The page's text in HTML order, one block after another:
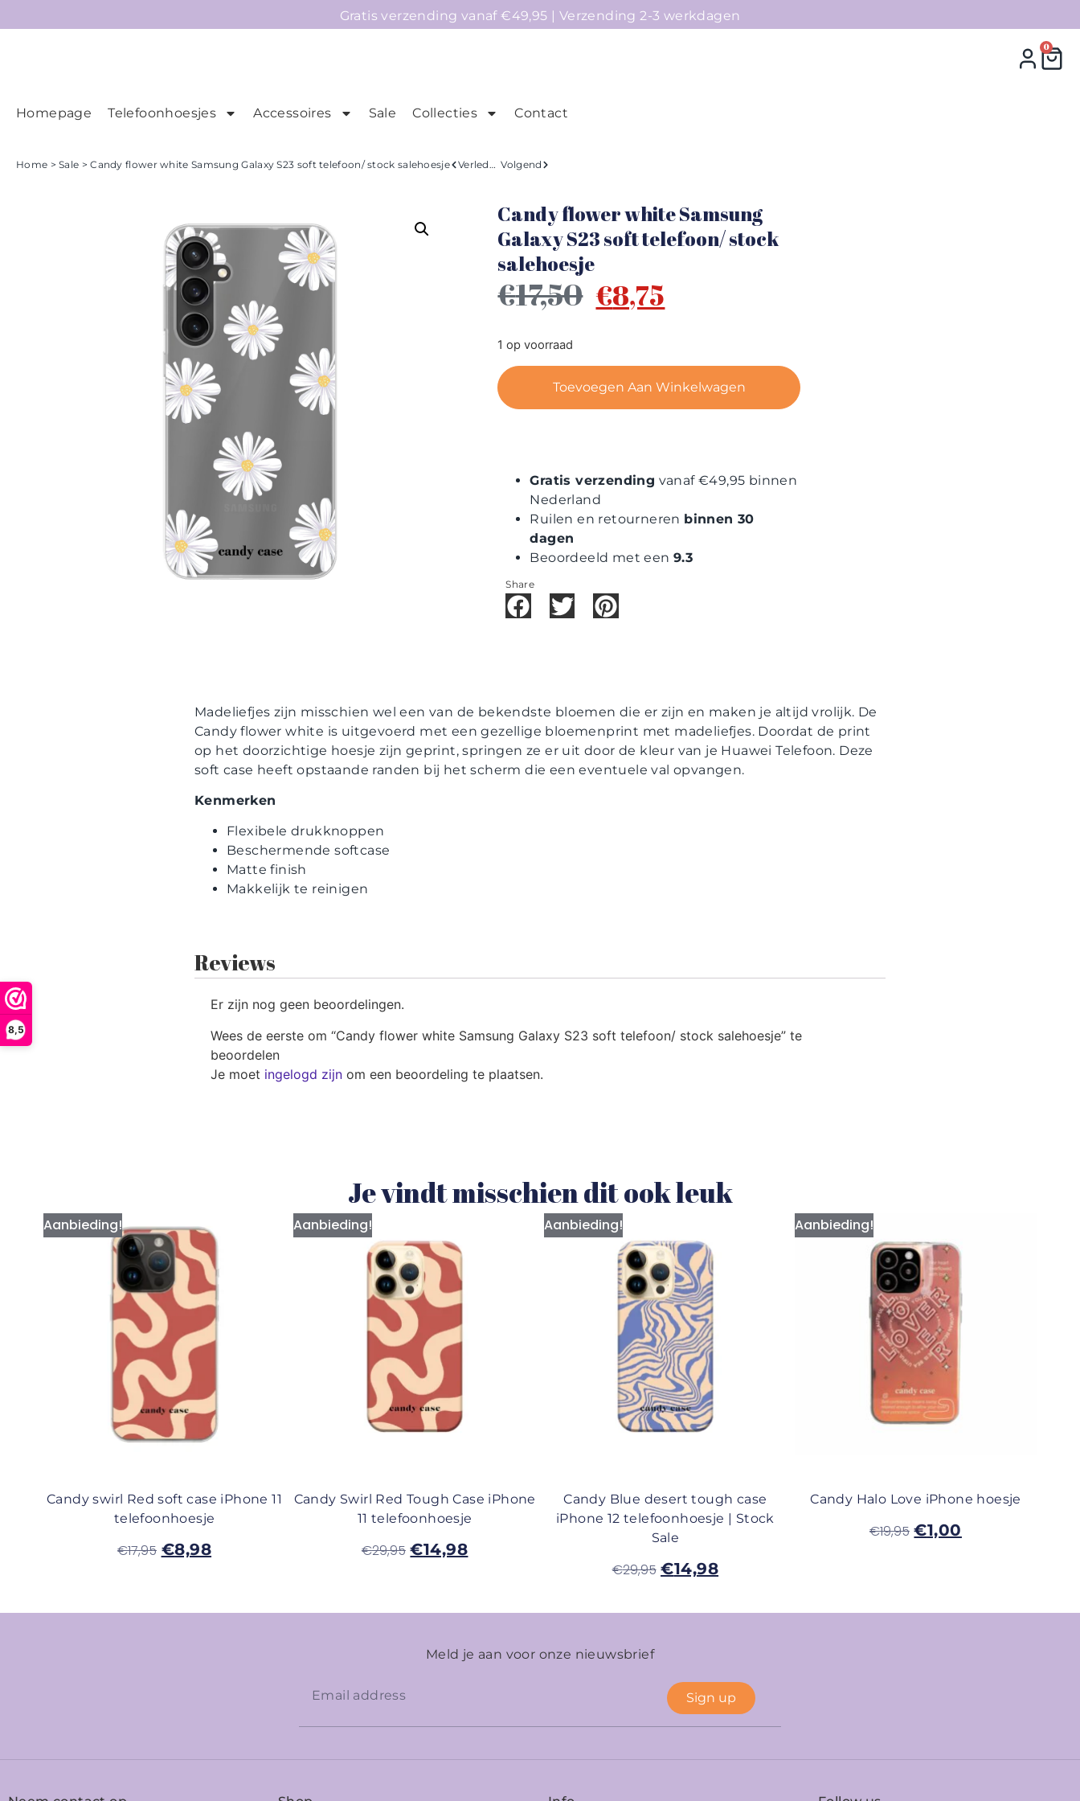
8,5
Gratis verzending vanaf €49,95 | Verzending 2-3 werkdagen
0
Homepage Telefoonhoesjes Accessoires Sale Collecties Contact
Home >Sale > Candy flower white Samsung Galaxy S23 soft telefoon/ stock salehoesje Verleden Volgend
Candy flower white Samsung
Galaxy S23 soft telefoon/ stock
salehoesje
€17,50 €8,75
1 op voorraad
Toevoegen Aan Winkelwagen
Gratis verzending vanaf €49,95 binnen
Nederland
Ruilen en retourneren binnen 30
dagen
Beoordeeld met een9.3
Share
Madeliefjes zijn misschien wel een van de bekendste bloemen die er zijn en maken je altijd vrolijk. De
Candy flower white is uitgevoerd met een gezellige bloemenprint met madeliefjes. Doordat de print
op het doorzichtige hoesje zijn geprint, springen ze er uit door de kleur van je Huawei Telefoon. Deze
soft case heeft opstaande randen bij het scherm die een eventuele val opvangen.
Kenmerken
Flexibele drukknoppen
Beschermende softcase
Matte finish
Makkelijk te reinigen
Reviews
Er zijn nog geen beoordelingen.
Wees de eerste om “Candy flower white Samsung Galaxy S23 soft telefoon/ stock salehoesje” te
beoordelen
Je moet ingelogd zijn om een beoordeling te plaatsen.
Je vindt misschien dit ook leuk
Aanbieding!
Candy swirl Red soft case iPhone 11
telefoonhoesje
€17,95 €8,98
Aanbieding!
Candy Swirl Red Tough Case iPhone
11 telefoonhoesje
€29,95 €14,98
Aanbieding!
Candy Blue desert tough case
iPhone 12 telefoonhoesje | Stock
Sale
€29,95 €14,98
Aanbieding!
Candy Halo Love iPhone hoesje
€19,95 €1,00
Meld je aan voor onze nieuwsbrief
Sign up